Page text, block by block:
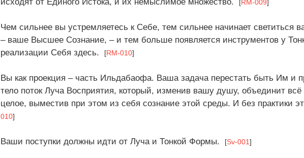
[RM-009]
Чем сильнее вы устремляетесь к Себе, тем сильнее начинает светиться
– ваше Высшее Сознание, – и тем больше появляется инструментов у
реализации Себя здесь.
[RM-010]
Вы как проекция – часть Ильдабаофа. Ваша задача перестать быть Им и
тело поток Луча Восприятия, который, изменив вашу душу, объединит всё
целое, выместив при этом из себя сознание этой среды. И без практики
010]
Ваши поступки должны идти от Луча и Тонкой Формы. [Sv-001]